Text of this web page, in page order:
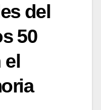
del
50
el